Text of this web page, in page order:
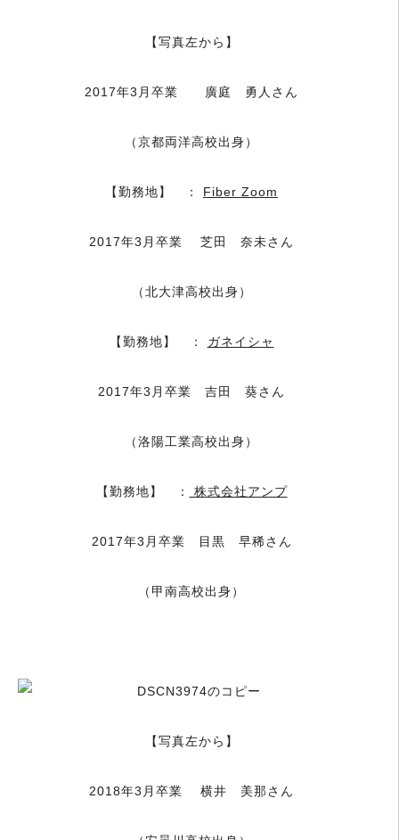
【写真左から】
2017年3月卒業 廣庭 勇人さん
（京都両洋高校出身）
【勤務地】 ： Fiber Zoom
2017年3月卒業 芝田 奈未さん
（北大津高校出身）
【勤務地】 ： ガネイシャ
2017年3月卒業 吉田 葵さん
（洛陽工業高校出身）
【勤務地】 ： 株式会社アンプ
2017年3月卒業 目黒 早稀さん
（甲南高校出身）
【写真左から】
2018年3月卒業 横井 美那さん